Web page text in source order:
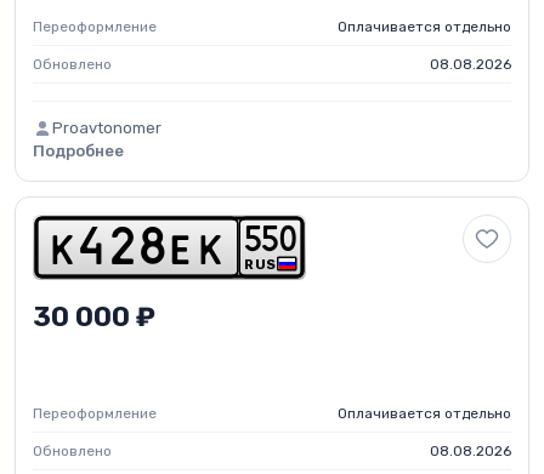
Переоформление Оплачивается отдельно
Обновлено 08.08.2026
Proavtonomer
Подробнее
k 4 2 8 e k RUS
550
30 000 ₽
Переоформление Оплачивается отдельно
Обновлено 08.08.2026